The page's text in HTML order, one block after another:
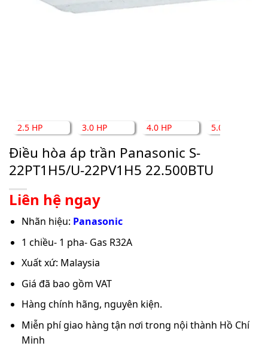
2.5 HP 3.0 HP 4.0 HP 5.0 HP
Điều hòa áp trần Panasonic S-
22PT1H5/U-22PV1H5 22.500BTU
Liên hệ ngay
Nhãn hiệu: Panasonic
1 chiều- 1 pha- Gas R32A
Xuất xứ: Malaysia
Giá đã bao gồm VAT
Hàng chính hãng, nguyên kiện.
Miễn phí giao hàng tận nơi trong nội thành Hồ Chí
Minh